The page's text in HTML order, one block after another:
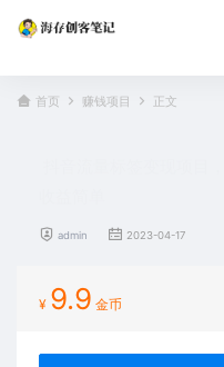
首页 赚钱项目 正文
admin 2023-04-17
¥ 9.9 金币